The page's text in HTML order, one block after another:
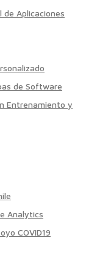
de Aplicaciones
de Software
Entrenamiento y
Analytics
COVID19